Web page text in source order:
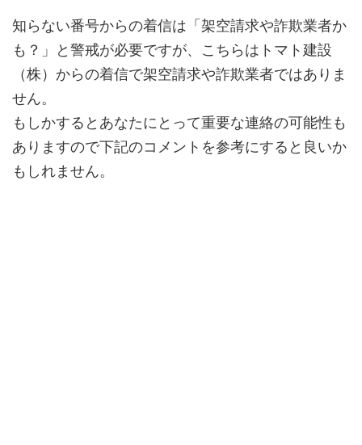
知らない番号からの着信は「架空請求や詐欺業者か
も？」と警戒が必要ですが、こちらはトマト建設
（株）からの着信で架空請求や詐欺業者ではありま
せん。
もしかするとあなたにとって重要な連絡の可能性も
ありますので下記のコメントを参考にすると良いか
もしれません。